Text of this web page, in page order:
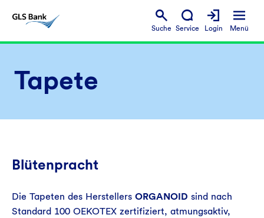
Suche Service Login Menü
Tapete
Blütenpracht
Die Tapeten des Herstellers ORGANOID sind nach
Standard 100 OEKOTEX zertifiziert, atmungsaktiv,